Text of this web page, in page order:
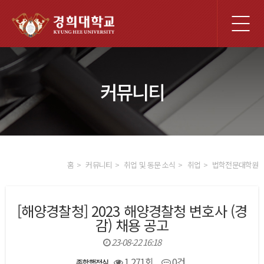
체
메
커뮤니티
홈 커뮤니티 취업 및 동문 소식 취업 법학전문대학원
[해양경찰청] 2023 해양경찰청 변호사 (경
감) 채용 공고
23-08-22 16:18